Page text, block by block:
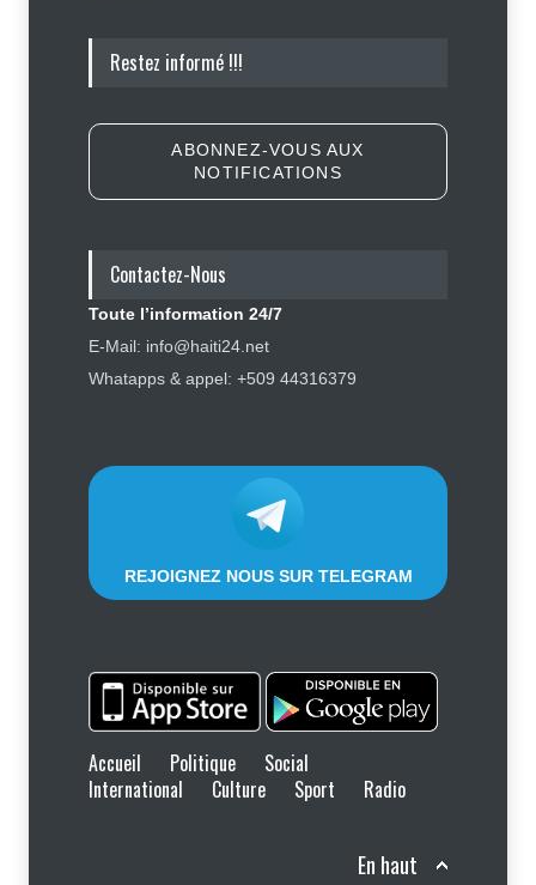
internes profitent-elles aux gangs
Affaire Jovenel Moïse : peur
Retards, bagages perdus,
accidents : ce que chaque
Restez informé !!!
ABONNEZ-VOUS AUX
NOTIFICATIONS
Contactez-Nous
Toute l’information 24/7
E-Mail: info@haiti24.net
Whatapps & appel: +509 44316379
REJOIGNEZ NOUS SUR TELEGRAM
Accueil Politique
Social
International
Culture Sport Radio
En haut